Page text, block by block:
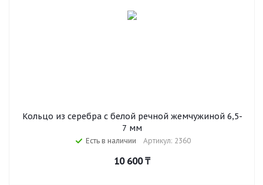
Кольцо из серебра с белой речной жемчужиной 6,5-
7 мм
Есть в наличии Артикул: 2360
10 600₸